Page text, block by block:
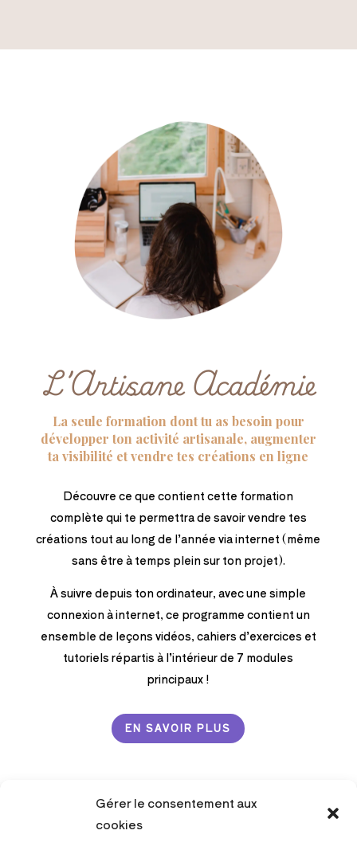
Gérer le consentement aux
cookies
L’Artisane Académie
La seule formation dont tu as besoin pour
développer ton activité artisanale, augmenter
ta visibilité et vendre tes créations en ligne
Découvre ce que contient cette formation
complète qui te permettra de savoir vendre tes
créations tout au long de l’année via internet (même
sans être à temps plein sur ton projet).
À suivre depuis ton ordinateur, avec une simple
connexion à internet, ce programme contient un
ensemble de leçons vidéos, cahiers d’exercices et
tutoriels répartis à l’intérieur de 7 modules
principaux !
EN SAVOIR PLUS